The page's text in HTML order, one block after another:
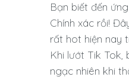
Bạn biết đến
Chính xác rồi!
rất hot hiện nay
Khi lướt Tik Tok,
ngạc nhiên khi